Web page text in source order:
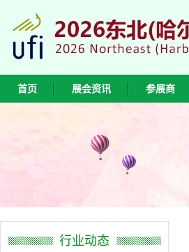
首页 展会资讯 参展商
行业动态